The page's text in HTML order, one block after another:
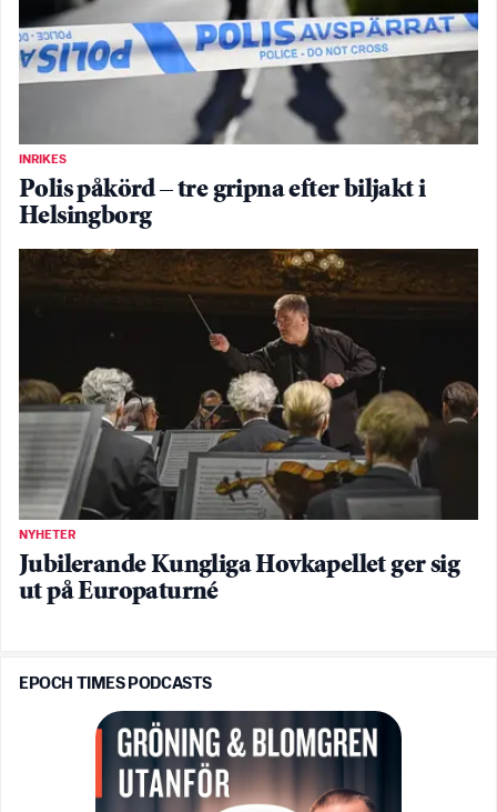
INRIKES
Polis påkörd – tre gripna efter biljakt i
Helsingborg
NYHETER
Jubilerande Kungliga Hovkapellet ger sig
ut på Europaturné
EPOCH TIMES PODCASTS